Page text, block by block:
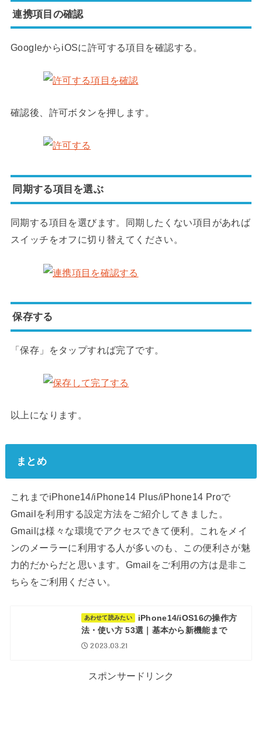
連携項目の確認
GoogleからiOSに許可する項目を確認する。
確認後、許可ボタンを押します。
同期する項目を選ぶ
同期する項目を選びます。同期したくない項目があれば
スイッチをオフに切り替えてください。
保存する
「保存」をタップすれば完了です。
以上になります。
まとめ
これまでiPhone14/iPhone14 Plus/iPhone14 Proで
Gmailを利用する設定方法をご紹介してきました。
Gmailは様々な環境でアクセスできて便利。これをメイ
ンのメーラーに利用する人が多いのも、この便利さが魅
力的だからだと思います。Gmailをご利用の方は是非こ
ちらをご利用ください。
あわせて読みたい
iPhone14/iOS16の操作方
法・使い方 53選｜基本から新機能まで
2023.03.21
スポンサードリンク